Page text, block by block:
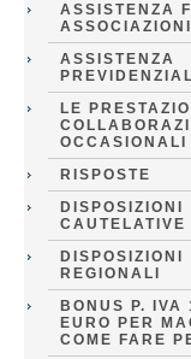
ASSISTENZA
ASSISTENZA
LE
RISPOSTE
DISPOSIZIONI
CAUTELATIVE
DISPOSIZIONI
REGIONALI
BONUS P. IVA
EURO PER
COME FARE